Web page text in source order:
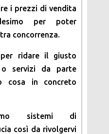
i prezzi di vendita
per poter
concorrenza.
ridare il giusto
servizi da parte
cosa in concreto
sistemi di
così da rivolgervi